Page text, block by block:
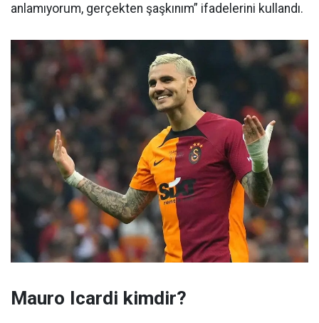
anlamıyorum, gerçekten şaşkınım” ifadelerini kullandı.
Mauro Icardi kimdir?